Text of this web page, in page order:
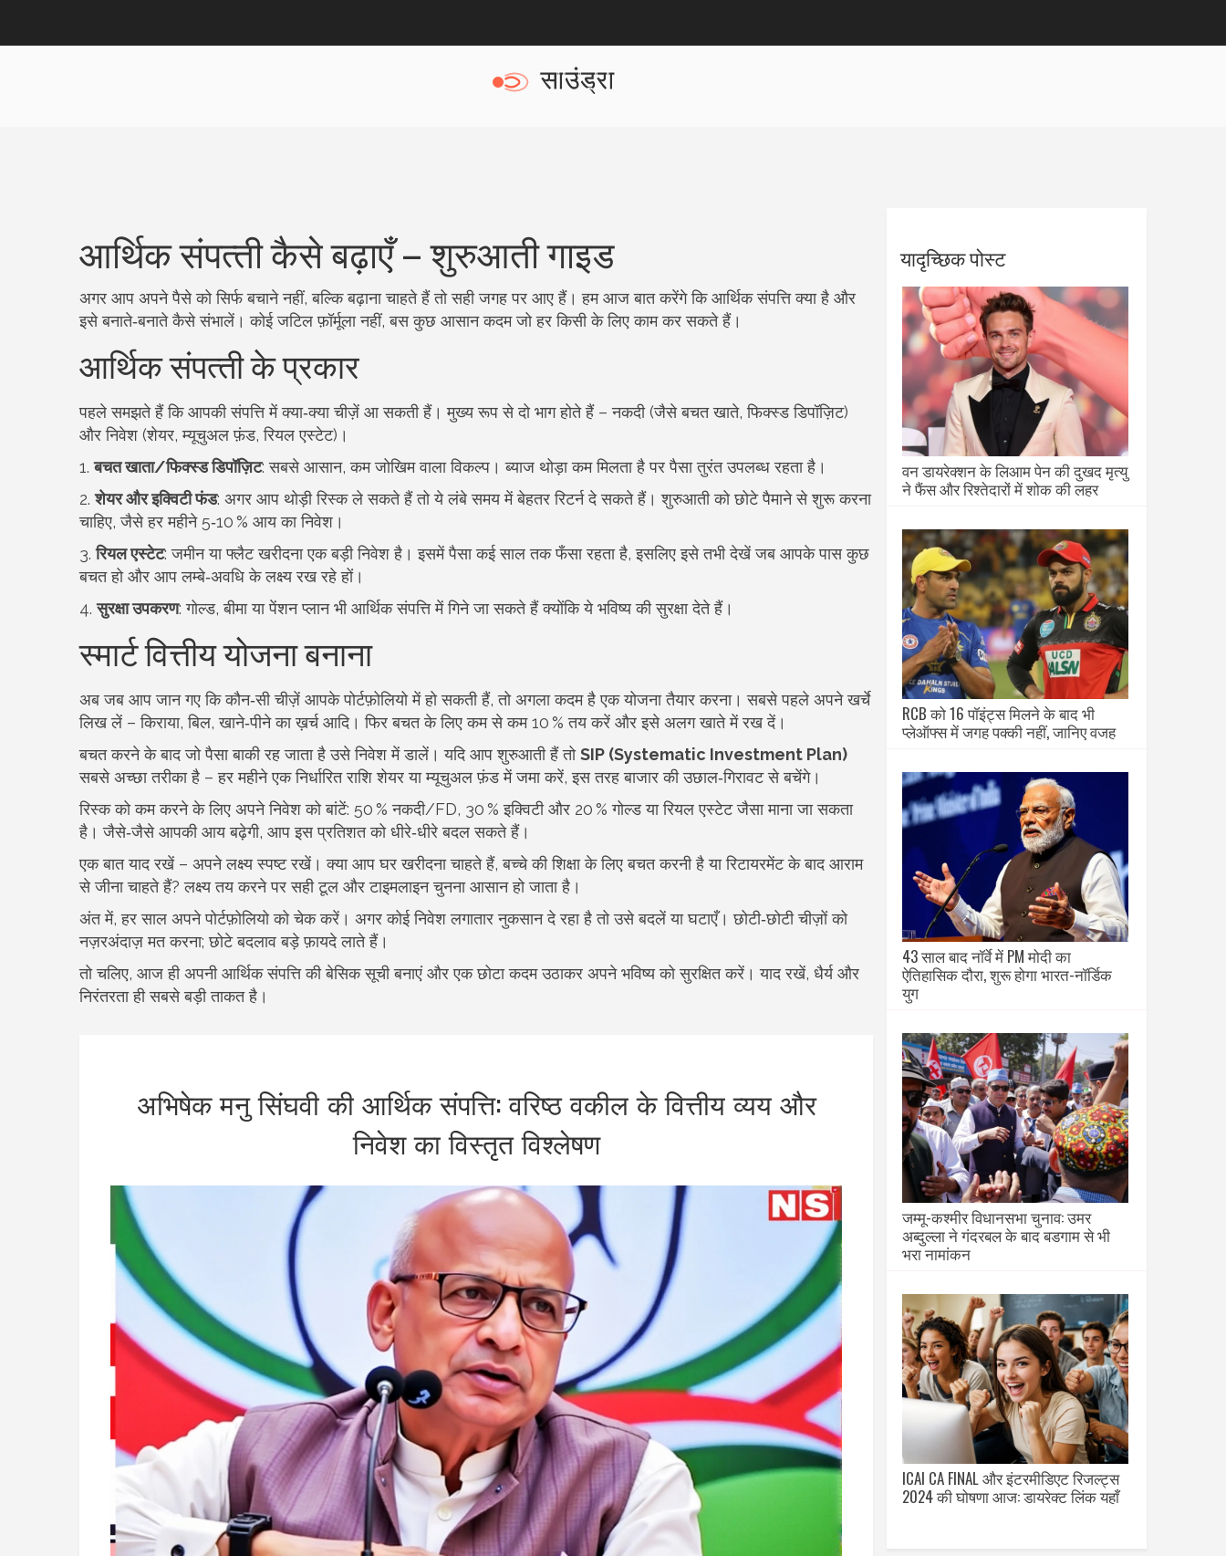
आर्थिक संपत्‍ती कैसे बढ़ाएँ – शुरुआती गाइड
अगर आप अपने पैसे को सिर्फ बचाने नहीं, बल्कि बढ़ाना चाहते हैं तो सही जगह पर आए हैं। हम आज बात करेंगे कि आर्थिक संपत्ति क्या है और
इसे बनाते‑बनाते कैसे संभालें। कोई जटिल फ़ॉर्मूला नहीं, बस कुछ आसान कदम जो हर किसी के लिए काम कर सकते हैं।
आर्थिक संपत्‍ती के प्रकार
पहले समझते हैं कि आपकी संपत्ति में क्या‑क्या चीज़ें आ सकती हैं। मुख्य रूप से दो भाग होते हैं – नकदी (जैसे बचत खाते, फिक्स्ड डिपॉज़िट)
और निवेश (शेयर, म्यूचुअल फ़ंड, रियल एस्टेट)।
1.बचत खाता/फिक्स्ड डिपॉज़िट: सबसे आसान, कम जोखिम वाला विकल्प। ब्याज थोड़ा कम मिलता है पर पैसा तुरंत उपलब्ध रहता है।
2.शेयर और इक्विटी फंड: अगर आप थोड़ी रिस्क ले सकते हैं तो ये लंबे समय में बेहतर रिटर्न दे सकते हैं। शुरुआती को छोटे पैमाने से शुरू करना
चाहिए, जैसे हर महीने 5‑10 % आय का निवेश।
3.रियल एस्टेट: जमीन या फ्लैट खरीदना एक बड़ी निवेश है। इसमें पैसा कई साल तक फँसा रहता है, इसलिए इसे तभी देखें जब आपके पास कुछ
बचत हो और आप लम्बे‑अवधि के लक्ष्य रख रहे हों।
4.सुरक्षा उपकरण: गोल्ड, बीमा या पेंशन प्लान भी आर्थिक संपत्ति में गिने जा सकते हैं क्योंकि ये भविष्य की सुरक्षा देते हैं।
स्मार्ट वित्तीय योजना बनाना
अब जब आप जान गए कि कौन‑सी चीज़ें आपके पोर्टफ़ोलियो में हो सकती हैं, तो अगला कदम है एक योजना तैयार करना। सबसे पहले अपने खर्चे
लिख लें – किराया, बिल, खाने‑पीने का ख़र्च आदि। फिर बचत के लिए कम से कम 10 % तय करें और इसे अलग खाते में रख दें।
बचत करने के बाद जो पैसा बाकी रह जाता है उसे निवेश में डालें। यदि आप शुरुआती हैं तोSIP (Systematic Investment Plan)
सबसे अच्छा तरीका है – हर महीने एक निर्धारित राशि शेयर या म्यूचुअल फ़ंड में जमा करें, इस तरह बाजार की उछाल‑गिरावट से बचेंगे।
रिस्क को कम करने के लिए अपने निवेश को बांटें: 50 % नकदी/FD, 30 % इक्विटी और 20 % गोल्ड या रियल एस्टेट जैसा माना जा सकता
है। जैसे‑जैसे आपकी आय बढ़ेगी, आप इस प्रतिशत को धीरे‑धीरे बदल सकते हैं।
एक बात याद रखें – अपने लक्ष्य स्पष्ट रखें। क्या आप घर खरीदना चाहते हैं, बच्चे की शिक्षा के लिए बचत करनी है या रिटायरमेंट के बाद आराम
से जीना चाहते हैं? लक्ष्य तय करने पर सही टूल और टाइमलाइन चुनना आसान हो जाता है।
अंत में, हर साल अपने पोर्टफ़ोलियो को चेक करें। अगर कोई निवेश लगातार नुकसान दे रहा है तो उसे बदलें या घटाएँ। छोटी‑छोटी चीज़ों को
नज़रअंदाज़ मत करना; छोटे बदलाव बड़े फ़ायदे लाते हैं।
तो चलिए, आज ही अपनी आर्थिक संपत्ति की बेसिक सूची बनाएं और एक छोटा कदम उठाकर अपने भविष्य को सुरक्षित करें। याद रखें, धैर्य और
निरंतरता ही सबसे बड़ी ताकत है।
अभिषेक मनु सिंघवी की आर्थिक संपत्ति: वरिष्ठ वकील के वित्तीय व्यय और
निवेश का विस्तृत विश्लेषण
यादृच्छिक पोस्ट
वन डायरेक्शन के लिआम पेन की दुखद मृत्यु
ने फैंस और रिश्तेदारों में शोक की लहर
RCB को 16 पॉइंट्स मिलने के बाद भी
प्लेऑफ्स में जगह पक्की नहीं, जानिए वजह
43 साल बाद नॉर्वे में PM मोदी का
ऐतिहासिक दौरा, शुरू होगा भारत-नॉर्डिक
युग
जम्मू-कश्मीर विधानसभा चुनाव: उमर
अब्दुल्ला ने गंदरबल के बाद बडगाम से भी
भरा नामांकन
ICAI CA FINAL और इंटरमीडिएट रिजल्ट्स
2024 की घोषणा आज: डायरेक्ट लिंक यहाँ